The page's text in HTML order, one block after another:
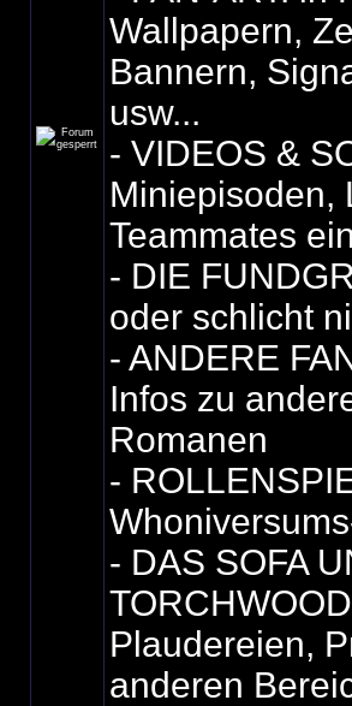
Wallpapern,
Bannern,
usw...
- VIDEOS &
Miniepisoden,
Teammates
- DIE
oder schlicht
- ANDERE
Infos zu
Romanen
-
- DAS SOFA
Plaudereien,
anderen